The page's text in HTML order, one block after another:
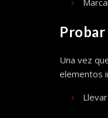
Una vez
elementos